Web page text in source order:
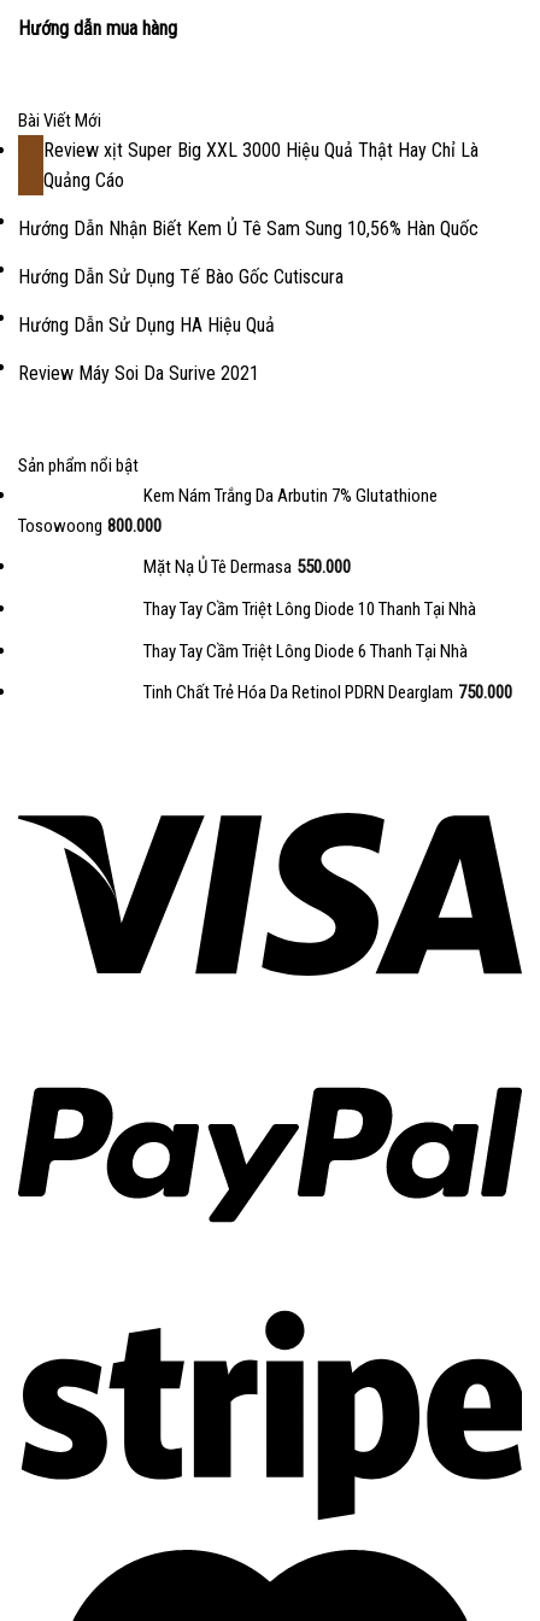
Hướng dẫn mua hàng
Bài Viết Mới
Review xịt Super Big XXL 3000 Hiệu Quả Thật Hay Chỉ Là
Quảng Cáo
Hướng Dẫn Nhận Biết Kem Ủ Tê Sam Sung 10,56% Hàn Quốc
Hướng Dẫn Sử Dụng Tế Bào Gốc Cutiscura
Hướng Dẫn Sử Dụng HA Hiệu Quả
Review Máy Soi Da Surive 2021
Sản phẩm nổi bật
Kem Nám Trắng Da Arbutin 7% Glutathione
Tosowoong 800.000
Mặt Nạ Ủ Tê Dermasa 550.000
Thay Tay Cầm Triệt Lông Diode 10 Thanh Tại Nhà
Thay Tay Cầm Triệt Lông Diode 6 Thanh Tại Nhà
Tinh Chất Trẻ Hóa Da Retinol PDRN Dearglam 750.000